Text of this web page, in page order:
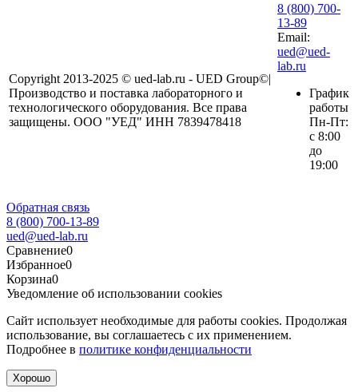
Copyright 2013-2025 © ued-lab.ru - UED Group©|
Производство и поставка лабораторного и
технологического оборудования. Все права
защищены. ООО "УЕД" ИНН 7839478418
8 (800) 700-
13-89
Email:
ued@ued-
lab.ru
График
работы
Пн-Пт:
с 8:00
до
19:00
Обратная связь
8 (800) 700-13-89
ued@ued-lab.ru
Сравнение0
Избранное0
Корзина0
Уведомление об использовании cookies
Сайт использует необходимые для работы cookies. Продолжая
использование, вы соглашаетесь с их применением.
Подробнее в политике конфиденциальности
Хорошо